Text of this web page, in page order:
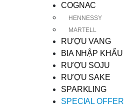
COGNAC
HENNESSY
MARTELL
RƯỢU VANG
BIA NHẬP KHẨU
RƯỢU SOJU
RƯỢU SAKE
SPARKLING
SPECIAL